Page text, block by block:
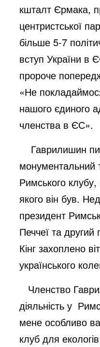
кшталт Єрмака,
центристської
більше 5-7
вступ України в
пророче
«Не
нашого єдиного
членства в ЄС».
Гаврилишин
монументальний
Римського
якого він був.
президент
Печчеї та
Кінг захоплено
українського
Членство
діяльність у
мене особливо
клуб для